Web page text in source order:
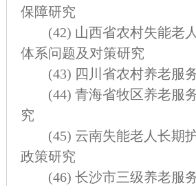
保障研究
(42) 山西省农村失能老
体系问题及对策研究
(43) 四川省农村养老服
(44) 青海省牧区养老服
究
(45) 云南失能老人长期
政策研究
(46) 长沙市三级养老服